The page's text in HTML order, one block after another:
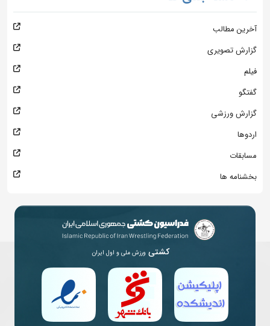
آخرین مطالب
گزارش تصویری
فیلم
گفتگو
گزارش ورزشی
اردوها
مسابقات
بخشنامه ها
کشتی ورزش ملی و اول ایران